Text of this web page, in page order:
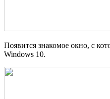
Появится знакомое окно, с
Windows 10.